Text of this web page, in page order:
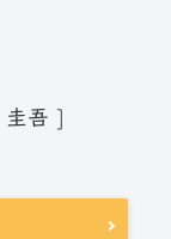
圭吾 ]